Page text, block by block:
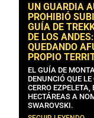
UN GUARDIA
PROHIBIÓ
GUÍA DE
DE LOS
QUEDANDO
PROPIO
EL GUÍA DE
DENUNCIÓ QUE
CERRO
HECTÁREAS A
SWAROVSKI.